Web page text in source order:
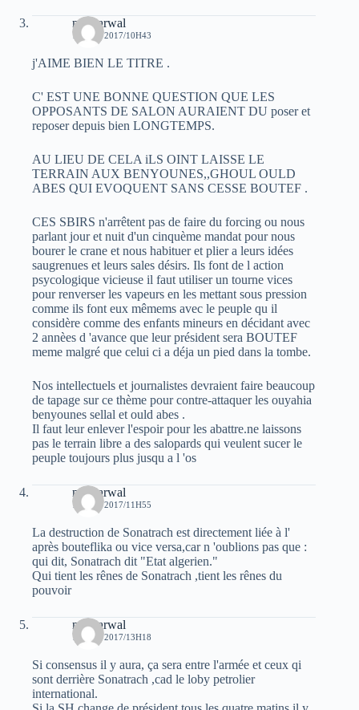
moh arwal
18 MAI 2017/10H43
j'AIME BIEN LE TITRE .
C' EST UNE BONNE QUESTION QUE LES
OPPOSANTS DE SALON AURAIENT DU poser et
reposer depuis bien LONGTEMPS.
AU LIEU DE CELA iLS OINT LAISSE LE
TERRAIN AUX BENYOUNES,,GHOUL OULD
ABES QUI EVOQUENT SANS CESSE BOUTEF .
CES SBIRS n'arrêtent pas de faire du forcing ou nous
parlant jour et nuit d'un cinquème mandat pour nous
bourer le crane et nous habituer et plier a leurs idées
saugrenues et leurs sales désirs. Ils font de l action
psycologique vicieuse il faut utiliser un tourne vices
pour renverser les vapeurs en les mettant sous pression
comme ils font eux mêmems avec le peuple qu il
considère comme des enfants mineurs en décidant avec
2 annèes d 'avance que leur président sera BOUTEF
meme malgré que celui ci a déja un pied dans la tombe.
Nos intellectuels et journalistes devraient faire beaucoup
de tapage sur ce thème pour contre-attaquer les ouyahia
benyounes sellal et ould abes .
Il faut leur enlever l'espoir pour les abattre.ne laissons
pas le terrain libre a des salopards qui veulent sucer le
peuple toujours plus jusqu a l 'os
moh arwal
18 MAI 2017/11H55
La destruction de Sonatrach est directement liée à l'
après bouteflika ou vice versa,car n 'oublions pas que :
qui dit, Sonatrach dit "Etat algerien."
Qui tient les rênes de Sonatrach ,tient les rênes du
pouvoir
moh arwal
18 MAI 2017/13H18
Si consensus il y aura, ça sera entre l'armée et ceux qi
sont derrière Sonatrach ,cad le loby petrolier
international.